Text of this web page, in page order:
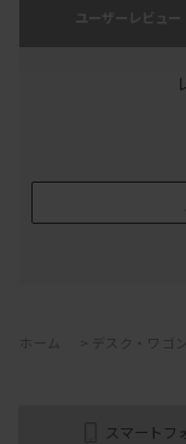
ユーザーレビュー
ホーム デスク・ワゴン
スマートフ